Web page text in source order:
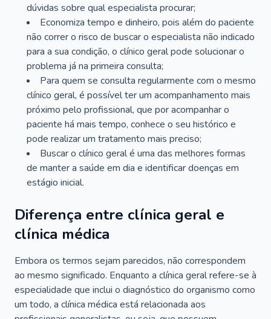
dúvidas sobre qual especialista procurar;
Economiza tempo e dinheiro, pois além do paciente
não correr o risco de buscar o especialista não indicado
para a sua condição, o clínico geral pode solucionar o
problema já na primeira consulta;
Para quem se consulta regularmente com o mesmo
clínico geral, é possível ter um acompanhamento mais
próximo pelo profissional, que por acompanhar o
paciente há mais tempo, conhece o seu histórico e
pode realizar um tratamento mais preciso;
Buscar o clínico geral é uma das melhores formas
de manter a saúde em dia e identificar doenças em
estágio inicial.
Diferença entre clínica geral e
clínica médica
Embora os termos sejam parecidos, não correspondem
ao mesmo significado. Enquanto a clínica geral refere-se à
especialidade que inclui o diagnóstico do organismo como
um todo, a clínica médica está relacionada aos